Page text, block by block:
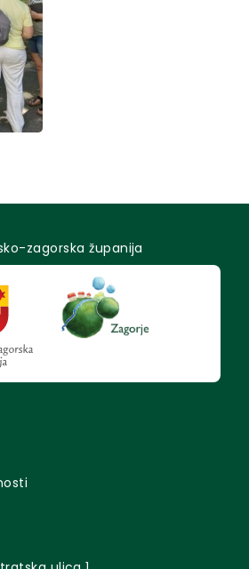
zagorska županija